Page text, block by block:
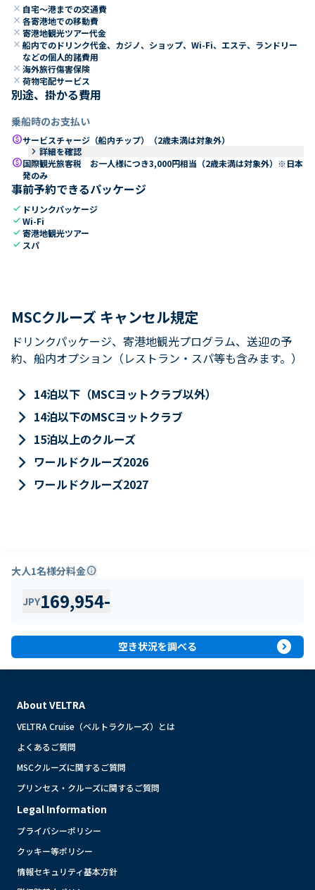
close 自宅～港までの交通費
close 各寄港地での移動費
close 寄港地観光ツアー代金
close 船内でのドリンク代金、カジノ、ショップ、Wi-Fi、エステ、ランドリー
などの個人的諸費用
close 海外旅行傷害保険
close 荷物宅配サービス
別途、掛かる費用
乗船時のお支払い
paidサービスチャージ（船内チップ）（2歳未満は対象外）
keyboard_arrow_right 詳細を確認
paid国際観光旅客税 お一人様につき3,000円相当（2歳未満は対象外）※日本
発のみ
事前予約できるパッケージ
check ドリンクパッケージ
checkWi-Fi
check寄港地観光ツアー
check スパ
MSCクルーズ キャンセル規定
ドリンクパッケージ、寄港地観光プログラム、送迎の予
約、船内オプション（レストラン・スパ等も含みます。）
keyboard_arrow_right 14泊以下（MSCヨットクラブ以外）
keyboard_arrow_right 14泊以下のMSCヨットクラブ
keyboard_arrow_right 15泊以上のクルーズ
keyboard_arrow_right ワールドクルーズ2026
keyboard_arrow_right ワールドクルーズ2027
大人1名様分料金info
JPY169,954-
空き状況を調べる expand_circle_right
About VELTRA
VELTRA Cruise（ベルトラクルーズ）とは
よくあるご質問
MSCクルーズに関するご質問
プリンセス・クルーズに関するご質問
Legal Information
プライバシーポリシー
クッキー等ポリシー
情報セキュリティ基本方針